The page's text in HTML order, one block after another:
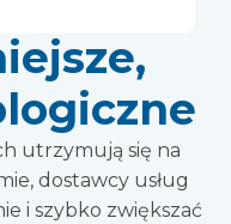
utrzymują się na
dostawcy usług
i szybko zwiększać